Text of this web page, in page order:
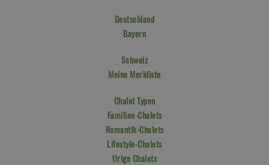
Deutschland
Bayern
Schweiz
Meine Merkliste
Chalet Typen
Familien-Chalets
Romantik-Chalets
Lifestyle-Chalets
Urige Chalets